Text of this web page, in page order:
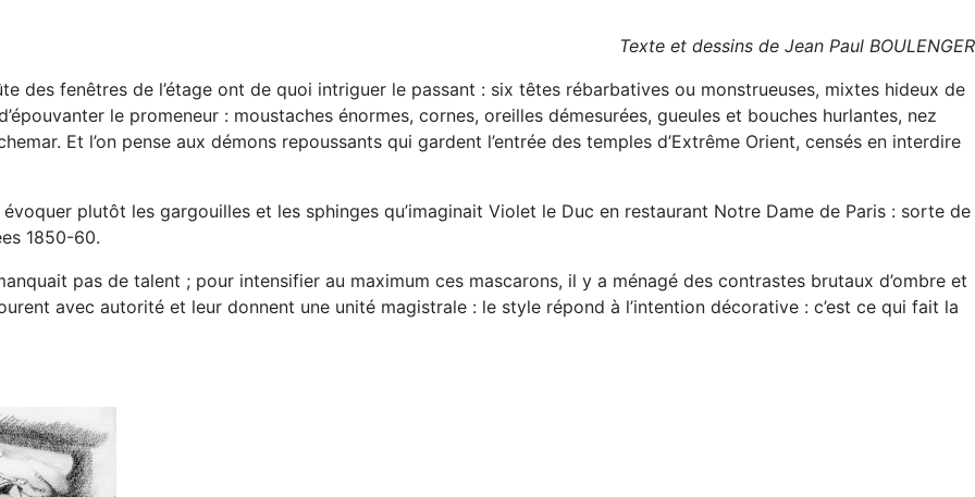
Texte et dessins de Jean Paul BOULENGER
des fenêtres de l’étage ont de quoi intriguer le passant : six têtes rébarbatives ou monstrueuses, mixtes hideux de
le promeneur : moustaches énormes, cornes, oreilles démesurées, gueules et bouches hurlantes, nez
Et l’on pense aux démons repoussants qui gardent l’entrée des temples d’Extrême Orient, censés en interdire
plutôt les gargouilles et les sphinges qu’imaginait Violet le Duc en restaurant Notre Dame de Paris : sorte de
1850-60.
pas de talent ; pour intensifier au maximum ces mascarons, il y a ménagé des contrastes brutaux d’ombre et
avec autorité et leur donnent une unité magistrale : le style répond à l’intention décorative : c’est ce qui fait la